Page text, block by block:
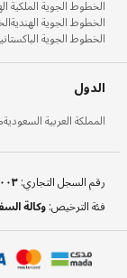
الخطوط الجوية الملكية
الخطوط الجوية الهندية
الخطوط الجوية
الدول
المملكة العربية السعودية
رقم السجل التجاري:
فئة الترخيص:وكالة